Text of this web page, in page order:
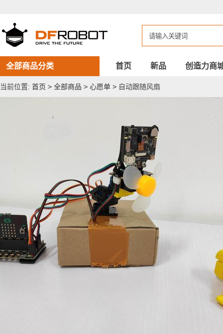
随
风
扇
全部商品分类 首页 新品 创造力商
当前位置: 首页 > 全部商品 > 心愿单 > 自动跟随风扇